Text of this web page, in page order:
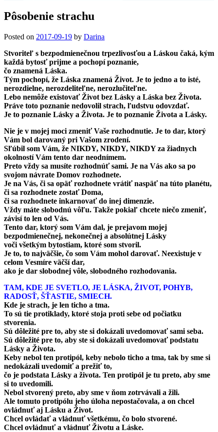
Pôsobenie strachu
Posted on 2017-09-19 by Darina
Stvoriteľ s bezpodmienečnou trpezlivosťou a Láskou čaká, kým
každá bytosť prijme a pochopí poznanie,
čo znamená Láska.
Tým pochopí, že Láska znamená Život. Je to jedno a to isté,
nerozdielne, nerozdeliteľne, nerozlučiteľne.
Lebo nemôže existovať Život bez Lásky a Láska bez Života.
Práve toto poznanie nedovolil strach, ľudstvu odovzdať.
Je to poznanie Lásky a Života. Je to poznanie Života a Lásky.
Nie je v mojej moci zmeniť Vaše rozhodnutie. Je to dar, ktorý
Vám bol darovaný pri Vašom zrodení.
Sľúbil som Vám, že NIKDY, NIKDY, NIKDY za žiadnych
okolností Vám tento dar neodnímem.
Preto vždy sa musíte rozhodnúť sami. Je na Vás ako sa po
svojom návrate Domov rozhodnete.
Je na Vás, či sa opäť rozhodnete vrátiť naspäť na túto planétu,
či sa rozhodnete zostať Doma,
či sa rozhodnete inkarnovať do inej dimenzie.
Vždy máte slobodnú vôľu. Takže pokiaľ chcete niečo zmeniť,
závisí to len od Vás.
Tento dar, ktorý som Vám dal, je prejavom mojej
bezpodmienečnej, nekonečnej a absolútnej Lásky
voči všetkým bytostiam, ktoré som stvoril.
Je to, to najväčšie, čo som Vám mohol darovať. Neexistuje v
celom Vesmíre väčší dar,
ako je dar slobodnej vôle, slobodného rozhodovania.
TAM, KDE JE SVETLO, JE LÁSKA, ŽIVOT, POHYB,
RADOSŤ, ŠŤASTIE, SMIECH.
Kde je strach, je len ticho a tma.
To sú tie protiklady, ktoré stoja proti sebe od počiatku
stvorenia.
Sú dôležité pre to, aby ste si dokázali uvedomovať sami seba.
Sú dôležité pre to, aby ste si dokázali uvedomovať podstatu
Lásky a Života.
Keby nebol ten protipól, keby nebolo ticho a tma, tak by sme si
nedokázali uvedomiť a prežiť to,
čo je podstata Lásky a života. Ten protipól je tu preto, aby sme
si to uvedomili.
Nebol stvorený preto, aby sme v ňom zotrvávali a žili.
Ale tomuto protipólu jeho úloha nepostačovala, a on chcel
ovládnuť aj Lásku a Život.
Chcel ovládať a vládnuť všetkému, čo bolo stvorené.
Chcel ovládnuť a vládnuť Životu a Láske.